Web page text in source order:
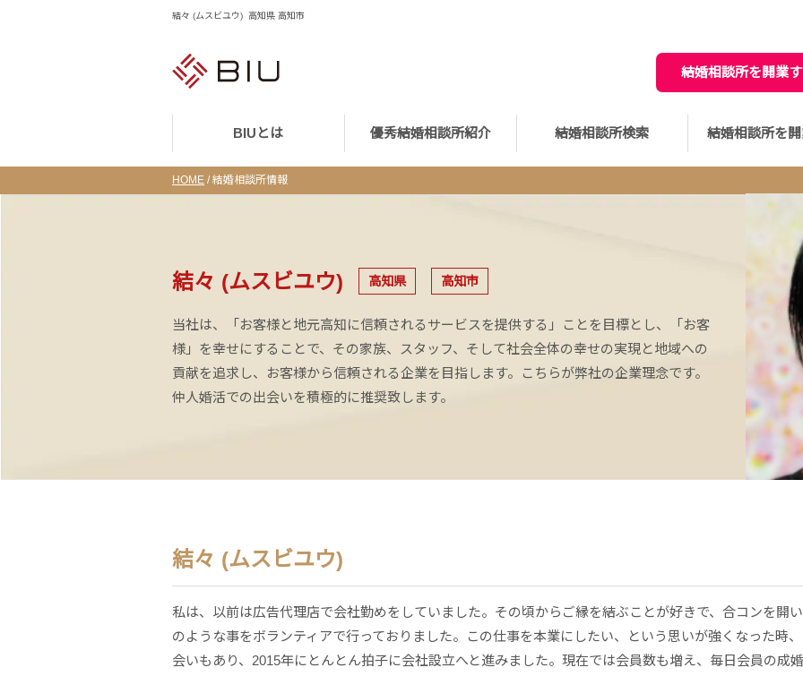
結々 (ムスビユウ) 高知県 高知市
結婚相談所を開業す
BIUとは 優秀結婚相談所紹介 結婚相談所検索 結婚相談所を
HOME /結婚相談所情報
結々 (ムスビユウ) 高知県 高知市
当社は、「お客様と地元高知に信頼されるサービスを提供する」ことを目標とし、「お客
様」を幸せにすることで、その家族、スタッフ、そして社会全体の幸せの実現と地域への
貢献を追求し、お客様から信頼される企業を目指します。こちらが弊社の企業理念です。
仲人婚活での出会いを積極的に推奨致します。
結々 (ムスビユウ)
私は、以前は広告代理店で会社勤めをしていました。その頃からご縁を結ぶことが好きで、合コンを開
のような事をボランティアで行っておりました。この仕事を本業にしたい、という思いが強くなった時
会いもあり、2015年にとんとん拍子に会社設立へと進みました。現在では会員数も増え、毎日会員の成